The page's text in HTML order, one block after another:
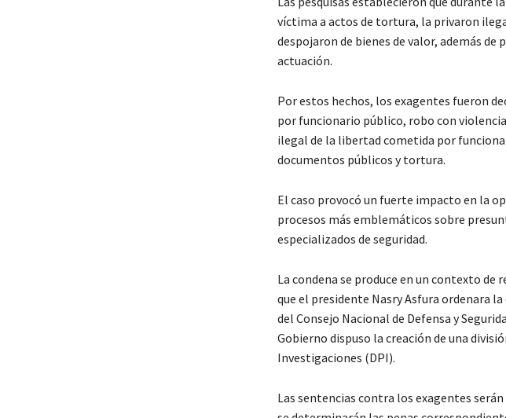
víctima a actos de tortura, la privaron
despojaron de bienes de valor, además
actuación.
Por estos hechos, los exagentes fueron
por funcionario público, robo con
ilegal de la libertad cometida por
documentos públicos y tortura.
El caso provocó un fuerte impacto en la
procesos más emblemáticos sobre
especializados de seguridad.
La condena se produce en un contexto
que el presidente Nasry Asfura ordenara
del Consejo Nacional de Defensa y
Gobierno dispuso la creación de una
Investigaciones (DPI).
Las sentencias contra los exagentes